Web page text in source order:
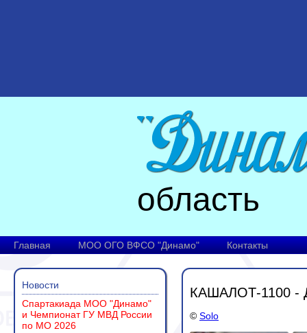
область
Главная МОО ОГО ВФСО "Динамо" Контакты
Новости
Спартакиада МОО "Динамо"
и Чемпионат ГУ МВД России
по МО 2026
КАШАЛОТ-1100 -
© Solo